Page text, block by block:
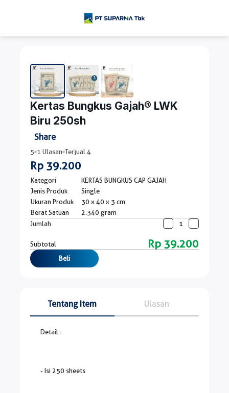
Kertas Bungkus Gajah® LWK
Biru 250sh
Share
5 1 Ulasan Terjual 4
Rp 39.200
Kategori
KERTAS BUNGKUS CAP GAJAH
Jenis Produk
Single
Ukuran Produk
30 x 40 x 3 cm
Berat Satuan
2.340 gram
Jumlah
Subtotal Rp 39.200
Beli
Tentang Item Ulasan
Detail :
- Isi 250 sheets